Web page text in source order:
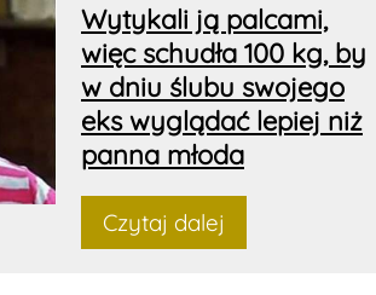
Wytykali ją palcami,
więc schudła 100 kg, by
w dniu ślubu swojego
eks wyglądać lepiej niż
panna młoda
Czytaj dalej